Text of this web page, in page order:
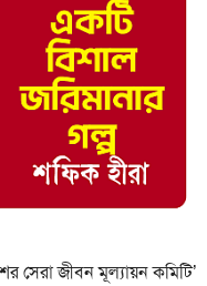
সেরা জীবন মূল্যায়ন কমিটি’